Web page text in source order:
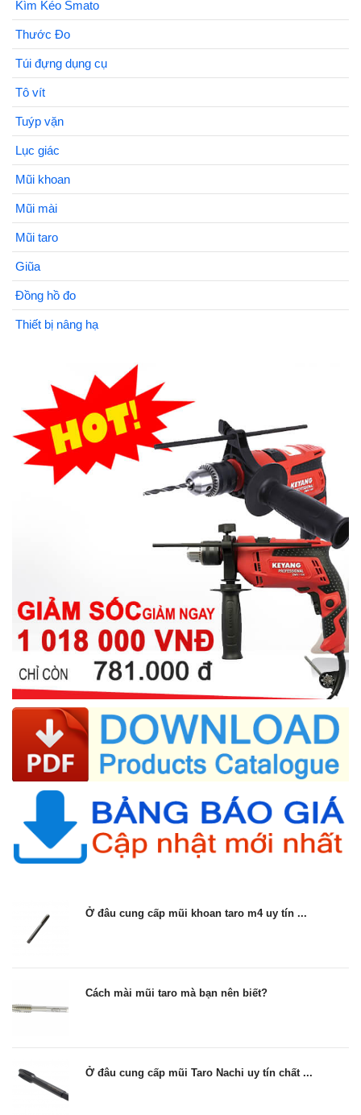
Kìm Kéo Smato
Thước Đo
Túi đựng dụng cụ
Tô vít
Tuýp vặn
Lục giác
Mũi khoan
Mũi mài
Mũi taro
Giũa
Đồng hồ đo
Thiết bị nâng hạ
Ở đâu cung cấp mũi khoan taro m4 uy tín ...
Cách mài mũi taro mà bạn nên biết?
Ở đâu cung cấp mũi Taro Nachi uy tín chất ...